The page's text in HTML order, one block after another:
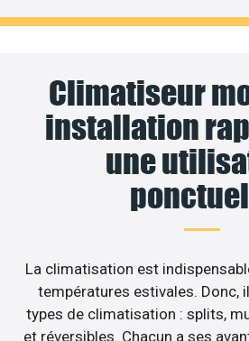
Climatiseur
installation
une
La climatisation est
températures estivales. Donc,
types de climatisation : splits,
et réversibles. Chacun a ses